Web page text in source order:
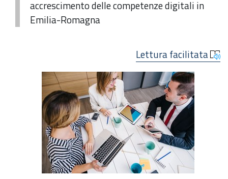
accrescimento delle competenze digitali in
Emilia-Romagna
Lettura facilitata